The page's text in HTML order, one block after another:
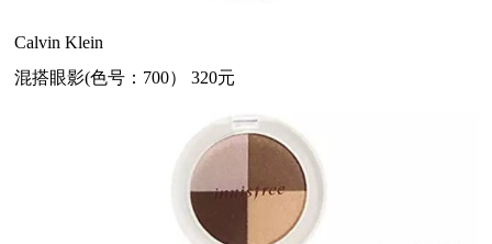
Calvin Klein
混搭眼影(色号：700） 320元